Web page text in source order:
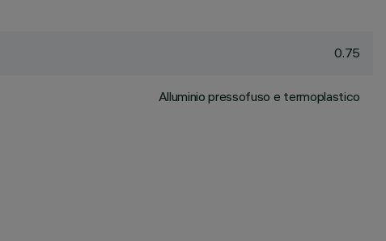
0.75
Alluminio pressofuso e termoplastico